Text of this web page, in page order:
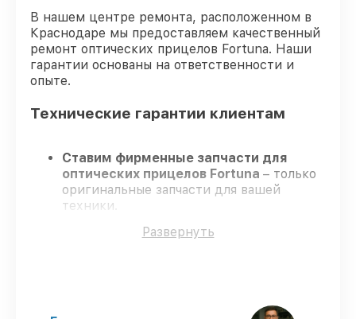
В нашем центре ремонта, расположенном в
Краснодаре мы предоставляем качественный
ремонт оптических прицелов Fortuna. Наши
гарантии основаны на ответственности и
опыте.
Технические гарантии клиентам
Ставим фирменные запчасти для
оптических прицелов Fortuna – только
оригинальные запчасти для вашей
техники.
проходят регулярное обучение, что
Развернуть